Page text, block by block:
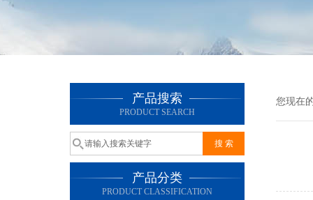
产品搜索
PRODUCT SEARCH
产品分类
PRODUCT CLASSIFICATION
您现在